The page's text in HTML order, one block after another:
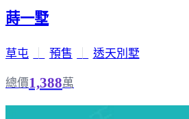
蒔一墅
草屯 預售 透天別墅
總價1,388萬